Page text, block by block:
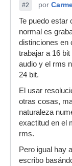
#2 por
Te puedo estar
normal es
distinciones en
trabajar a 16
audio y el rms
24 bit.
El usar
otras cosas,
naturaleza
exactitud en el
rms.
Pero igual hay
escribo